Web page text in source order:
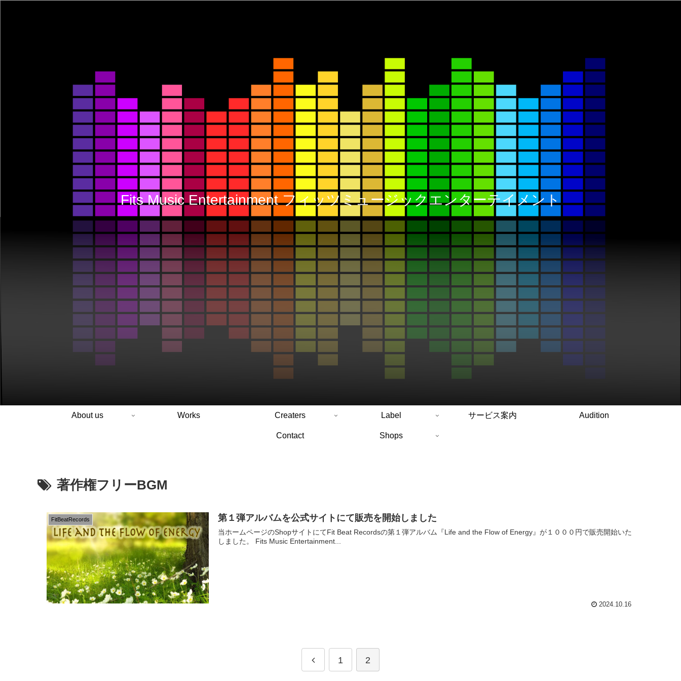
Fits Music Entertainment フィッツミュージックエンターテイメント
About us Works Creaters Label サービス案内 Audition
Contact Shops
著作権フリーBGM
FitBeatRecords 第１弾アルバムを公式サイトにて販売を開始しました
当ホームページのShopサイトにてFit Beat Recordsの第１弾アルバム『Life and the Flow of Energy』が１０００円で販売開始いた
しました。 Fits Music Entertainment...
2024.10.16
1 2